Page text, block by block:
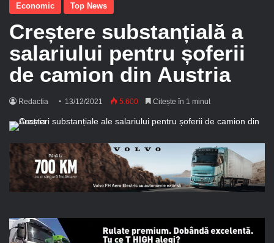
Economic Top News
Creștere substanțială a
salariului pentru șoferii
de camion din Austria
Redactia 13/12/2021 5.600 Citește în 1 minut